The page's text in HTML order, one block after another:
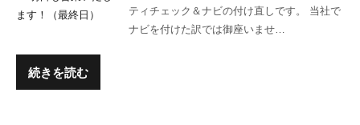
ティチェック＆ナビの付け直しです。 当社で
ナビを付けた訳では御座いませ…
続きを読む